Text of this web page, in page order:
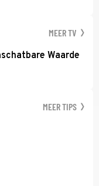
MEER TV
Waarde
MEER TIPS